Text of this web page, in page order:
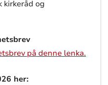
kirkeråd og
på denne lenka.
her: